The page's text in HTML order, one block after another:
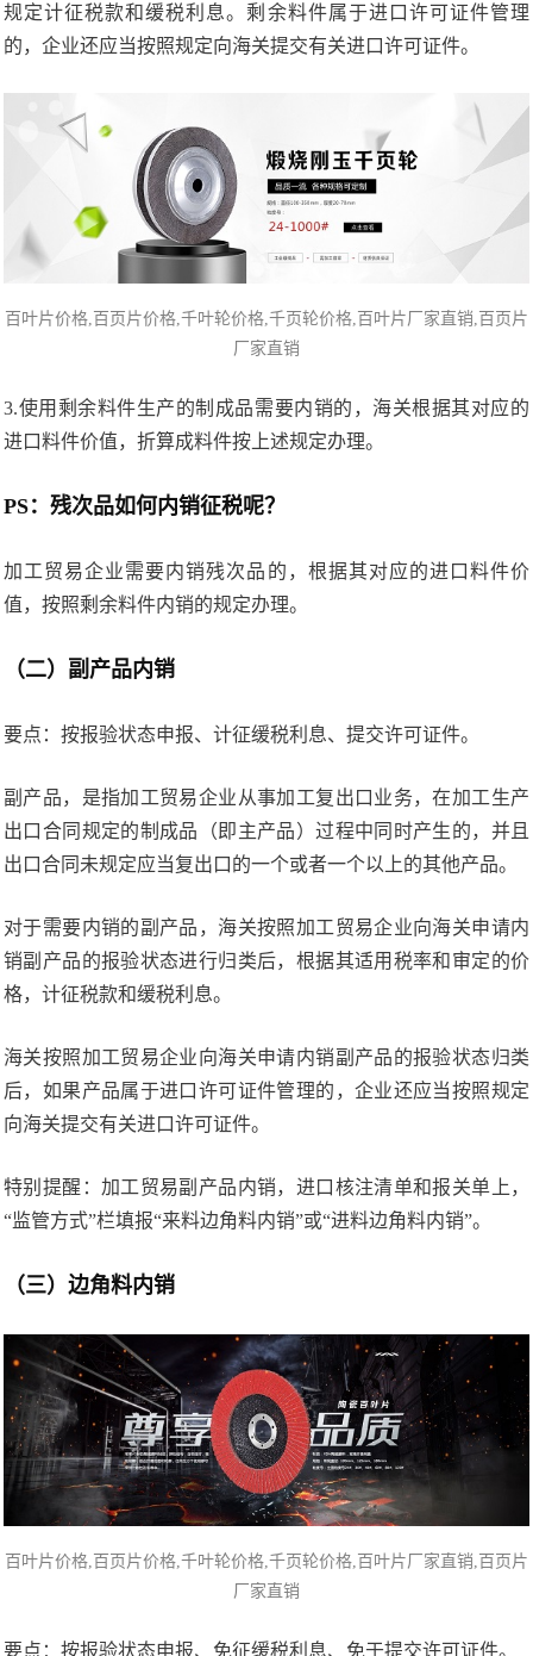
规定计征税款和缓税利息。剩余料件属于进口许可证件管理
的，企业还应当按照规定向海关提交有关进口许可证件。
百叶片价格,百页片价格,千叶轮价格,千页轮价格,百叶片厂家直销,百页片
厂家直销
3.使用剩余料件生产的制成品需要内销的，海关根据其对应的
进口料件价值，折算成料件按上述规定办理。
PS：残次品如何内销征税呢？
加工贸易企业需要内销残次品的，根据其对应的进口料件价
值，按照剩余料件内销的规定办理。
（二）副产品内销
要点：按报验状态申报、计征缓税利息、提交许可证件。
副产品，是指加工贸易企业从事加工复出口业务，在加工生产
出口合同规定的制成品（即主产品）过程中同时产生的，并且
出口合同未规定应当复出口的一个或者一个以上的其他产品。
对于需要内销的副产品，海关按照加工贸易企业向海关申请内
销副产品的报验状态进行归类后，根据其适用税率和审定的价
格，计征税款和缓税利息。
海关按照加工贸易企业向海关申请内销副产品的报验状态归类
后，如果产品属于进口许可证件管理的，企业还应当按照规定
向海关提交有关进口许可证件。
特别提醒：加工贸易副产品内销，进口核注清单和报关单上，
“监管方式”栏填报“来料边角料内销”或“进料边角料内销”。
（三）边角料内销
百叶片价格, 百页片价格,千叶轮价格,千页轮价格,百叶片厂家直销,百页片
厂家直销
要点：按报验状态申报、免征缓税利息、免于提交许可证件。